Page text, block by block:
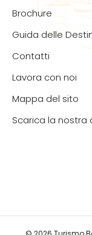
Brochure
Guida delle
Contatti
Lavora con noi
Mappa del sito
Scarica la nostra